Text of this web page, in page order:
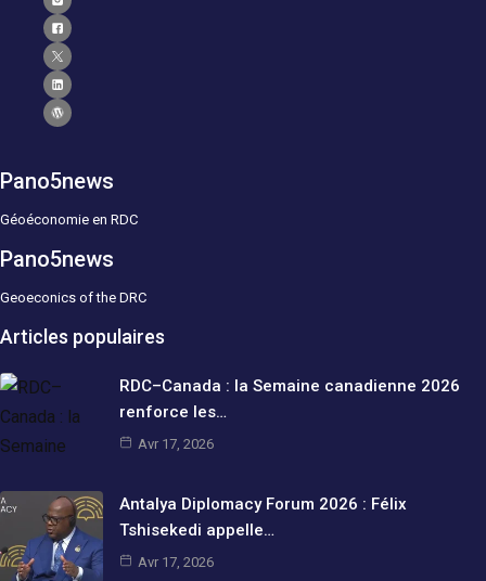
Pano5news
Géoéconomie en RDC
Pano5news
Geoeconics of the DRC
Articles populaires
RDC–Canada : la Semaine canadienne 2026
renforce les…
Avr 17, 2026
Antalya Diplomacy Forum 2026 : Félix
Tshisekedi appelle…
Avr 17, 2026